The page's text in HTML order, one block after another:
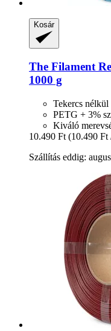
Kosár
The Filament
1000 g
Tekercs nélkül
PETG + 3%
Kiváló
10.490 Ft (10.490 Ft
Szállítás eddig: